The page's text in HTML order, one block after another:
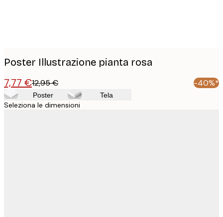
Poster Illustrazione pianta rosa
7,77 €12,95 € -40%*
Poster Tela
Seleziona le dimensioni